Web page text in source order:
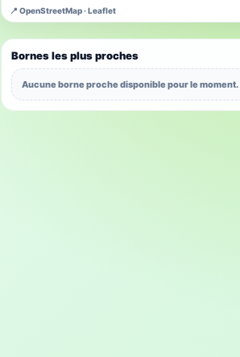
📍 OpenStreetMap · Leaflet
Bornes les plus proches
Aucune borne proche disponible pour le moment.